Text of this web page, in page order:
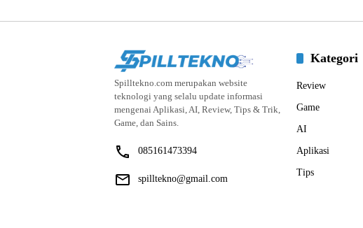
Spilltekno.com merupakan website
teknologi yang selalu update informasi
mengenai Aplikasi, AI, Review, Tips & Trik,
Game, dan Sains.
085161473394
spilltekno@gmail.com
Kategori
Review
Game
AI
Aplikasi
Tips